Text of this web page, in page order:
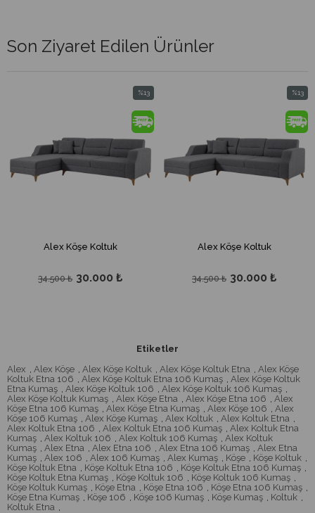
Son Ziyaret Edilen Ürünler
Alex Köşe Koltuk
30.000 ₺
34.500 ₺
%13
%13İndirim
Alex Köşe Koltuk
30.000 ₺
34.500 ₺
%13
Etiketler
Alex , Alex Köşe , Alex Köşe Koltuk , Alex Köşe Koltuk Etna , Alex Köşe
Koltuk Etna 106 , Alex Köşe Koltuk Etna 106 Kumaş , Alex Köşe Koltuk
Etna Kumaş , Alex Köşe Koltuk 106 , Alex Köşe Koltuk 106 Kumaş ,
Alex Köşe Koltuk Kumaş , Alex Köşe Etna , Alex Köşe Etna 106 , Alex
Köşe Etna 106 Kumaş , Alex Köşe Etna Kumaş , Alex Köşe 106 , Alex
Köşe 106 Kumaş , Alex Köşe Kumaş , Alex Koltuk , Alex Koltuk Etna ,
Alex Koltuk Etna 106 , Alex Koltuk Etna 106 Kumaş , Alex Koltuk Etna
Kumaş , Alex Koltuk 106 , Alex Koltuk 106 Kumaş , Alex Koltuk
Kumaş , Alex Etna , Alex Etna 106 , Alex Etna 106 Kumaş , Alex Etna
Kumaş , Alex 106 , Alex 106 Kumaş , Alex Kumaş , Köşe , Köşe Koltuk ,
Köşe Koltuk Etna , Köşe Koltuk Etna 106 , Köşe Koltuk Etna 106 Kumaş ,
Köşe Koltuk Etna Kumaş , Köşe Koltuk 106 , Köşe Koltuk 106 Kumaş ,
Köşe Koltuk Kumaş , Köşe Etna , Köşe Etna 106 , Köşe Etna 106 Kumaş ,
Köşe Etna Kumaş , Köşe 106 , Köşe 106 Kumaş , Köşe Kumaş , Koltuk ,
Koltuk Etna ,